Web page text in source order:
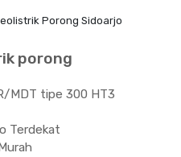
Porong Sidoarjo
porong
MDT tipe 300 HT3
Terdekat